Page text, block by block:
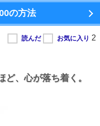
の方法
ど、心が落ち着く。